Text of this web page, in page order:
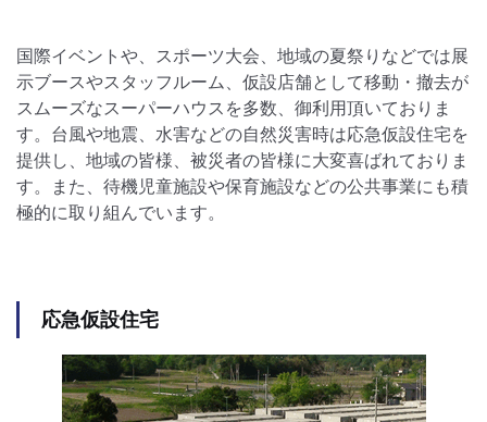
国際イベントや、スポーツ大会、地域の夏祭りなどでは展
示ブースやスタッフルーム、仮設店舗として移動・撤去が
スムーズなスーパーハウスを多数、御利用頂いておりま
す。台風や地震、水害などの自然災害時は応急仮設住宅を
提供し、地域の皆様、被災者の皆様に大変喜ばれておりま
す。また、待機児童施設や保育施設などの公共事業にも積
極的に取り組んでいます。
応急仮設住宅